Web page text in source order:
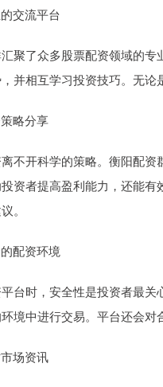
交流平台
聚了众多股票配资领域的
并相互学习投资技巧。无论
略分享
不开科学的策略。衡阳配
资者提高盈利能力，还能
。
配资环境
台时，安全性是投资者最
境中进行交易。平台还会对
场资讯